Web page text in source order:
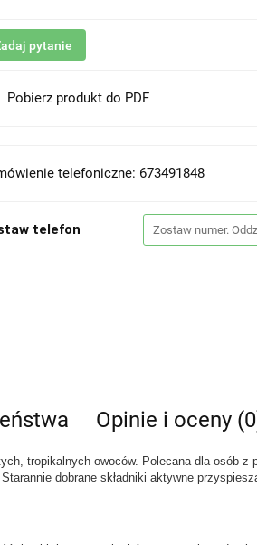
pytanie
Pobierz produkt do PDF
telefoniczne: 673491848
telefon
Opinie i oceny
tropikalnych owoców. Polecana dla osób z
dobrane składniki aktywne